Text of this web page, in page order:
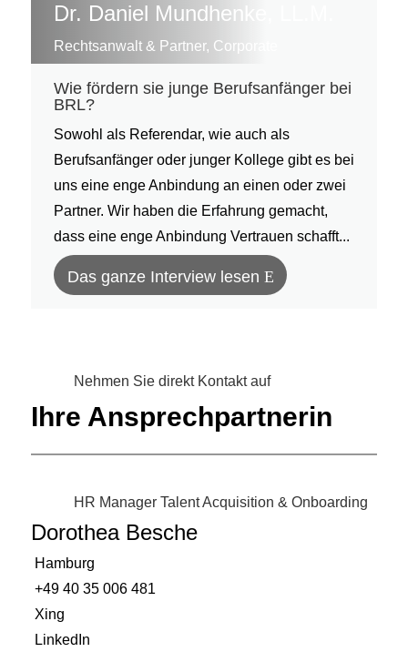
Dr. Daniel Mundhenke, LL.M.
Rechtsanwalt & Partner, Corporate
Wie fördern sie junge Berufsanfänger bei
BRL?
Sowohl als Referendar, wie auch als
Berufsanfänger oder junger Kollege gibt es bei
uns eine enge Anbindung an einen oder zwei
Partner. Wir haben die Erfahrung gemacht,
dass eine enge Anbindung Vertrauen schafft...
Das ganze Interview lesen
Nehmen Sie direkt Kontakt auf
Ihre Ansprechpartnerin
HR Manager Talent Acquisition & Onboarding
Dorothea Besche
Hamburg
+49 40 35 006 481
Xing
LinkedIn